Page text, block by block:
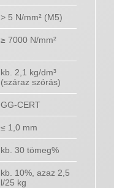
> 5 N/mm² (M5)
≥ 7000 N/mm²
kb. 2,1 kg/dm³
(száraz szórás)
GG-CERT
≤ 1,0 mm
kb. 30 tömeg%
kb. 10%, azaz 2,5
l/25 kg